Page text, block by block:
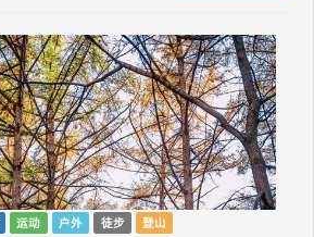
运动 户外 徒步 登山